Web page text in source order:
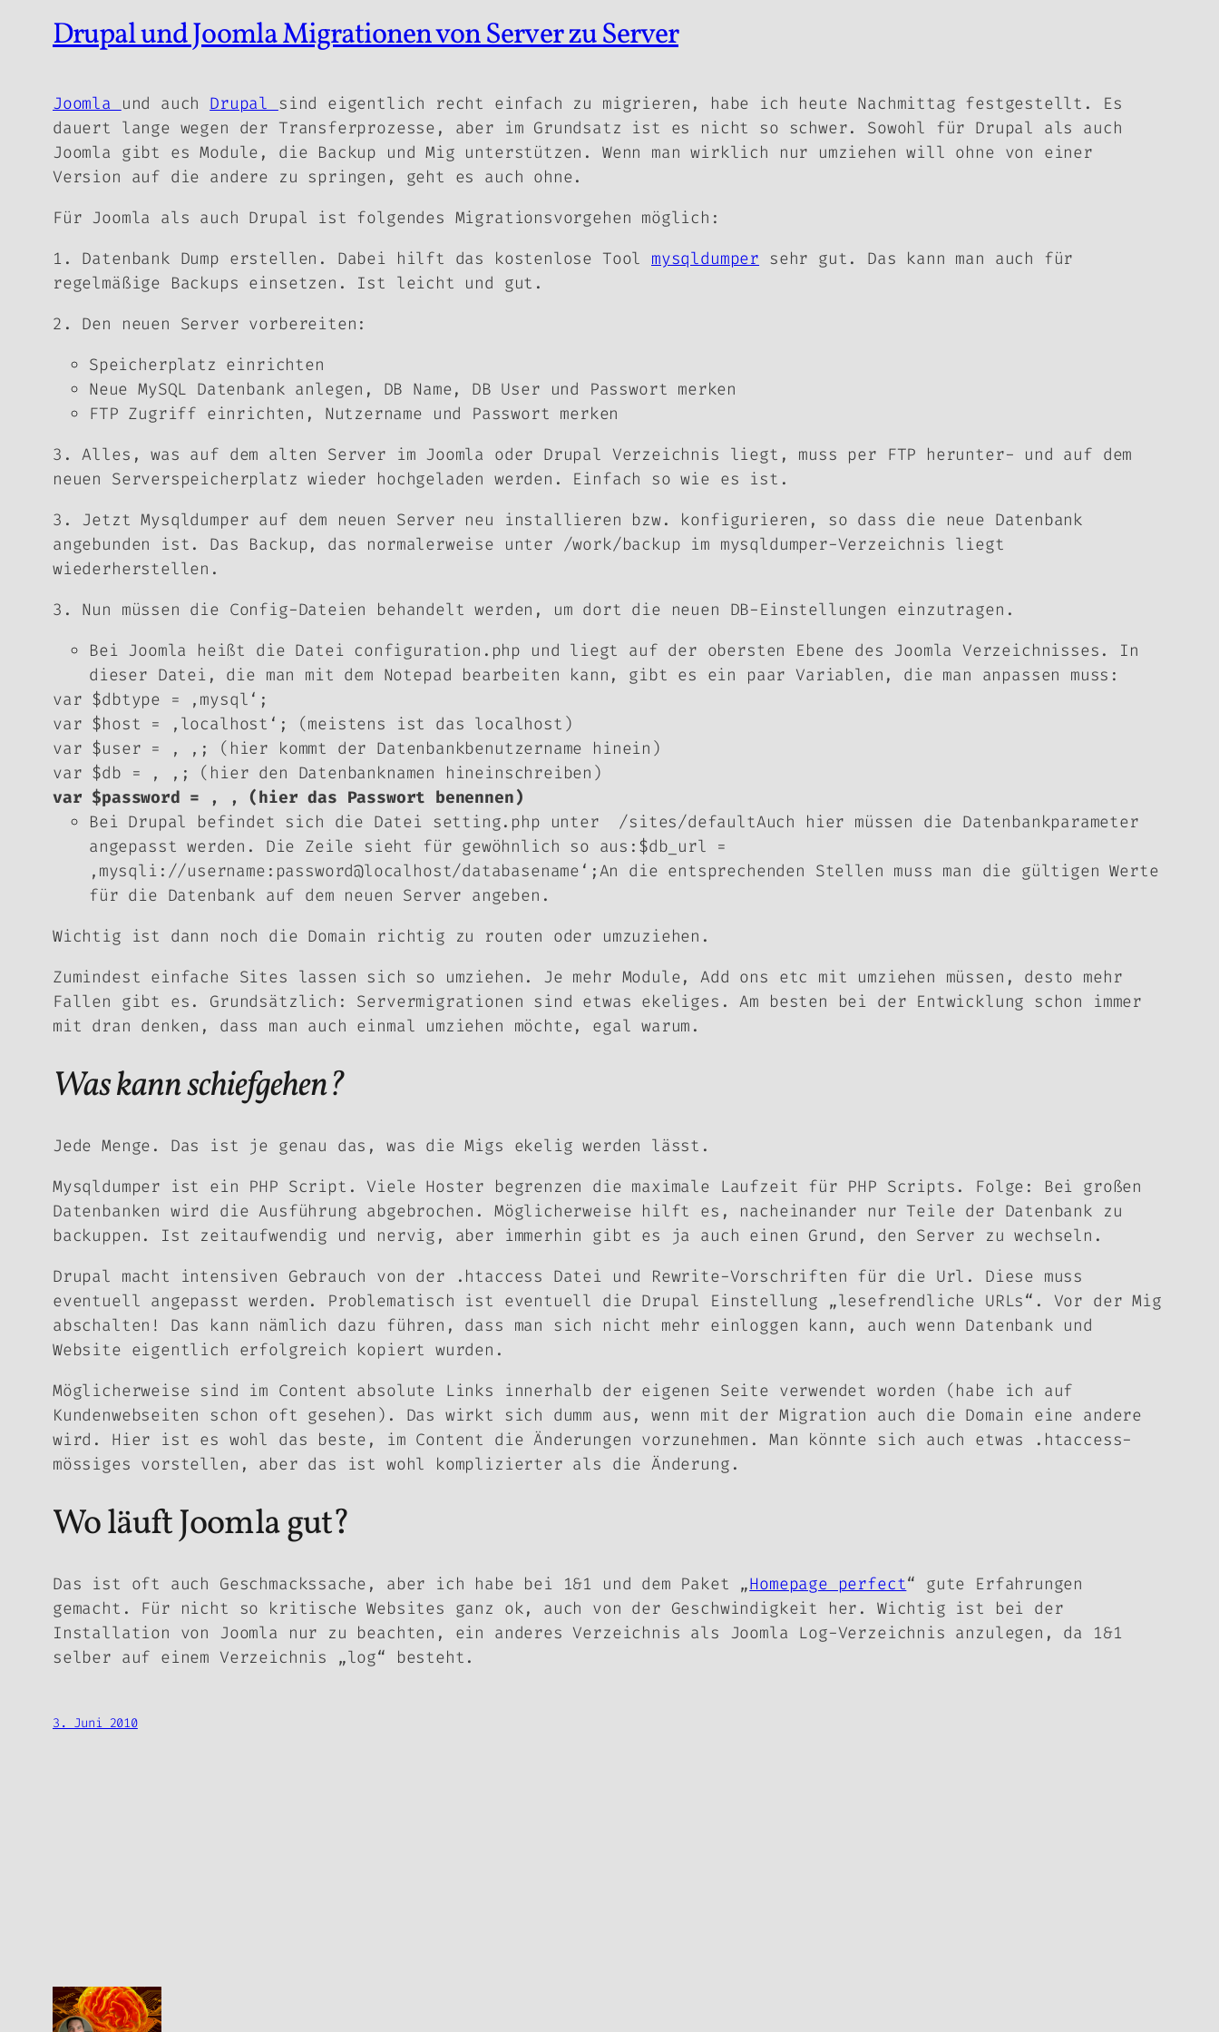
Drupal und Joomla Migrationen von Server zu Server
Joomla und auch Drupal sind eigentlich recht einfach zu migrieren, habe ich heute Nachmittag festgestellt. Es
dauert lange wegen der Transferprozesse, aber im Grundsatz ist es nicht so schwer. Sowohl für Drupal als auch
Joomla gibt es Module, die Backup und Mig unterstützen. Wenn man wirklich nur umziehen will ohne von einer
Version auf die andere zu springen, geht es auch ohne.
Für Joomla als auch Drupal ist folgendes Migrationsvorgehen möglich:
1. Datenbank Dump erstellen. Dabei hilft das kostenlose Tool mysqldumper sehr gut. Das kann man auch für
regelmäßige Backups einsetzen. Ist leicht und gut.
2. Den neuen Server vorbereiten:
Speicherplatz einrichten
Neue MySQL Datenbank anlegen, DB Name, DB User und Passwort merken
FTP Zugriff einrichten, Nutzername und Passwort merken
3. Alles, was auf dem alten Server im Joomla oder Drupal Verzeichnis liegt, muss per FTP herunter- und auf dem
neuen Serverspeicherplatz wieder hochgeladen werden. Einfach so wie es ist.
3. Jetzt Mysqldumper auf dem neuen Server neu installieren bzw. konfigurieren, so dass die neue Datenbank
angebunden ist. Das Backup, das normalerweise unter /work/backup im mysqldumper-Verzeichnis liegt
wiederherstellen.
3. Nun müssen die Config-Dateien behandelt werden, um dort die neuen DB-Einstellungen einzutragen.
Bei Joomla heißt die Datei configuration.php und liegt auf der obersten Ebene des Joomla Verzeichnisses. In
dieser Datei, die man mit dem Notepad bearbeiten kann, gibt es ein paar Variablen, die man anpassen muss:
var $dbtype = ‚mysql‘;
var $host = ‚localhost‘; (meistens ist das localhost)
var $user = ‚ ‚; (hier kommt der Datenbankbenutzername hinein)
var $db = ‚ ‚; (hier den Datenbanknamen hineinschreiben)
var $password = ‚ ‚ (hier das Passwort benennen)
Bei Drupal befindet sich die Datei setting.php unter /sites/defaultAuch hier müssen die Datenbankparameter
angepasst werden. Die Zeile sieht für gewöhnlich so aus:$db_url =
‚mysqli://username:password@localhost/databasename‘;An die entsprechenden Stellen muss man die gültigen Werte
für die Datenbank auf dem neuen Server angeben.
Wichtig ist dann noch die Domain richtig zu routen oder umzuziehen.
Zumindest einfache Sites lassen sich so umziehen. Je mehr Module, Add ons etc mit umziehen müssen, desto mehr
Fallen gibt es. Grundsätzlich: Servermigrationen sind etwas ekeliges. Am besten bei der Entwicklung schon immer
mit dran denken, dass man auch einmal umziehen möchte, egal warum.
Was kann schiefgehen?
Jede Menge. Das ist je genau das, was die Migs ekelig werden lässt.
Mysqldumper ist ein PHP Script. Viele Hoster begrenzen die maximale Laufzeit für PHP Scripts. Folge: Bei großen
Datenbanken wird die Ausführung abgebrochen. Möglicherweise hilft es, nacheinander nur Teile der Datenbank zu
backuppen. Ist zeitaufwendig und nervig, aber immerhin gibt es ja auch einen Grund, den Server zu wechseln.
Drupal macht intensiven Gebrauch von der .htaccess Datei und Rewrite-Vorschriften für die Url. Diese muss
eventuell angepasst werden. Problematisch ist eventuell die Drupal Einstellung „lesefrendliche URLs“. Vor der Mig
abschalten! Das kann nämlich dazu führen, dass man sich nicht mehr einloggen kann, auch wenn Datenbank und
Website eigentlich erfolgreich kopiert wurden.
Möglicherweise sind im Content absolute Links innerhalb der eigenen Seite verwendet worden (habe ich auf
Kundenwebseiten schon oft gesehen). Das wirkt sich dumm aus, wenn mit der Migration auch die Domain eine andere
wird. Hier ist es wohl das beste, im Content die Änderungen vorzunehmen. Man könnte sich auch etwas .htaccess-
mössiges vorstellen, aber das ist wohl komplizierter als die Änderung.
Wo läuft Joomla gut?
Das ist oft auch Geschmackssache, aber ich habe bei 1&1 und dem Paket „Homepage perfect“ gute Erfahrungen
gemacht. Für nicht so kritische Websites ganz ok, auch von der Geschwindigkeit her. Wichtig ist bei der
Installation von Joomla nur zu beachten, ein anderes Verzeichnis als Joomla Log-Verzeichnis anzulegen, da 1&1
selber auf einem Verzeichnis „log“ besteht.
3. Juni 2010